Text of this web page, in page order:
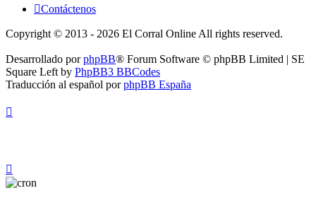
Contáctenos
Copyright © 2013 - 2026 El Corral Online All rights reserved.
Desarrollado porphpBB® Forum Software © phpBB Limited | SE
Square Left by PhpBB3 BBCodes
Traducción al español porphpBB España